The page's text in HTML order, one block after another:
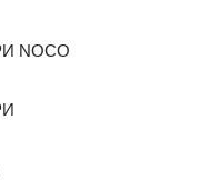
NOCO